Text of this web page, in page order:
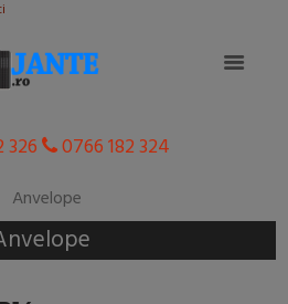
326 0766 182 324
Anvelope